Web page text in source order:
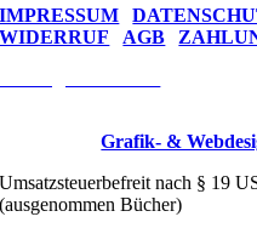
IMPRESSUM |
WIDERRUF
AGB
Grafik- &
Umsatzsteuerbefreit nach § 19
(ausgenommen Bücher)